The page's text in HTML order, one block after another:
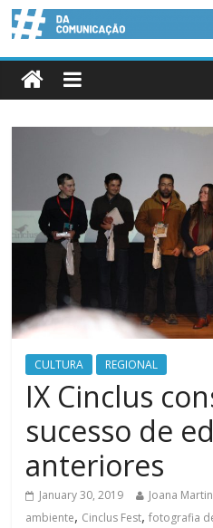
CULTURA REGIONAL
IX Cinclus
sucesso de
anteriores
January 30, 2019 Joana
ambiente, Cinclus Fest,fotografia